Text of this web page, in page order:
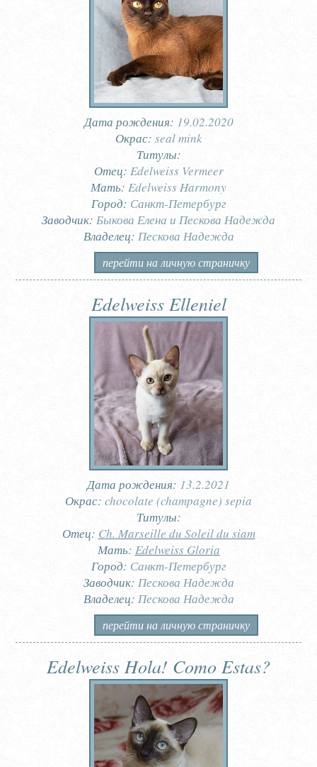
Дата рождения: 19.02.2020
Окрас: seal mink
Титулы:
Отец: Edelweiss Vermeer
Мать: Edelweiss Harmony
Город: Санкт-Петербург
Заводчик: Быкова Елена и Пескова Надежда
Владелец: Пескова Надежда
перейти на личную страничку
Edelweiss Elleniel
Дата рождения: 13.2.2021
Окрас: chocolate (champagne) sepia
Титулы:
Отец: Ch. Marseille du Soleil du siam
Мать: Edelweiss Gloria
Город: Санкт-Петербург
Заводчик: Пескова Надежда
Владелец: Пескова Надежда
перейти на личную страничку
Edelweiss Hola! Como Estas?